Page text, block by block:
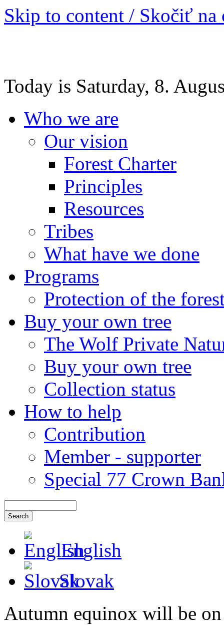
Skip to content / Skočiť na
Today is Saturday, 8.
Who we are
Our vision
Forest Charter
Principles
Resources
Tribes
What have we done
Programs
Protection of the
Buy your own tree
The Wolf Private
Buy your own tree
Collection status
How to help
Contribution
Member - supporter
Special 77 Crown
English
Slovak
Autumn equinox will be